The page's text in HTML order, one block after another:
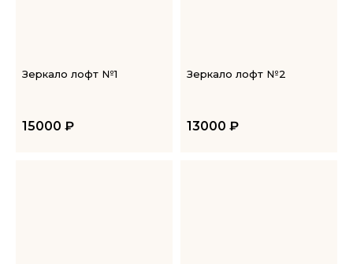
Зеркало лофт №1
15000 ₽
Зеркало лофт №2
13000 ₽